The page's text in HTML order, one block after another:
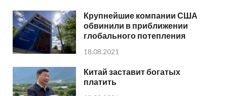
Крупнейшие компании США
обвинили в приближении
глобального потепления
18.08.2021
Китай заставит богатых
платить